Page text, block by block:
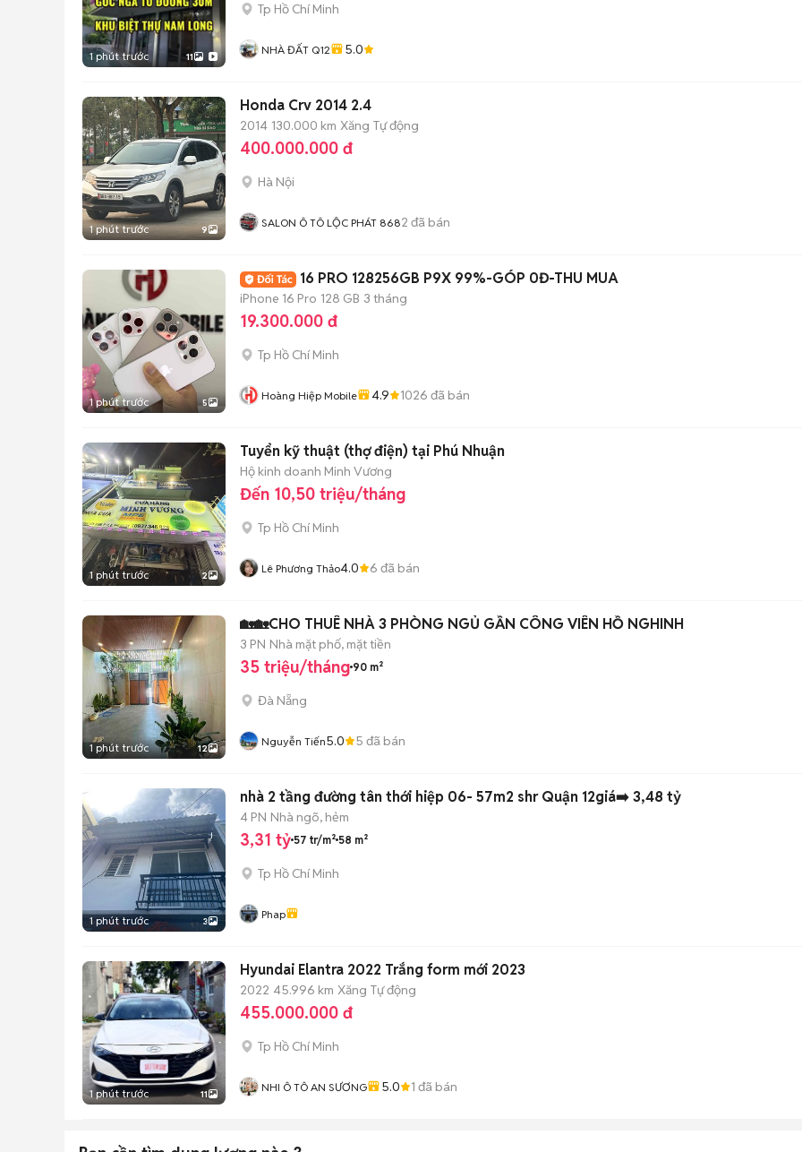
1 phút trước 11
Tp Hồ Chí Minh
NHÀ ĐẤT Q12 5.0
1 phút trước 9
Honda Crv 2014 2.4
2014 130.000 km Xăng Tự động
400.000.000 đ
Hà Nội
SALON Ô TÔ LỘC PHÁT 8682 đã bán
1 phút trước 5
16 PRO 128256GB P9X 99%-GÓP 0Đ-THU MUA
iPhone 16 Pro 128 GB 3 tháng
19.300.000 đ
Tp Hồ Chí Minh
Hoàng Hiệp Mobile 4.9 1026 đã bán
1 phút trước 2
Tuyển kỹ thuật (thợ điện) tại Phú Nhuận
Hộ kinh doanh Minh Vương
Đến 10,50 triệu/tháng
Tp Hồ Chí Minh
Lê Phương Thảo4.0 6 đã bán
1 phút trước 12
🏡🏡CHO THUÊ NHÀ 3 PHÒNG NGỦ GẦN CÔNG VIÊN HỒ NGHINH
3 PN Nhà mặt phố, mặt tiền
35 triệu/tháng 90 m²
Đà Nẵng
Nguyễn Tiến5.0 5 đã bán
1 phút trước 3
nhà 2 tầng đường tân thới hiệp 06- 57m2 shr Quận 12giá➡️ 3,48 tỷ
4 PN Nhà ngõ, hẻm
3,31 tỷ 57 tr/m² 58 m²
Tp Hồ Chí Minh
Phap
1 phút trước 11
Hyundai Elantra 2022 Trắng form mới 2023
2022 45.996 km Xăng Tự động
455.000.000 đ
Tp Hồ Chí Minh
NHI Ô TÔ AN SƯƠNG 5.0 1 đã bán